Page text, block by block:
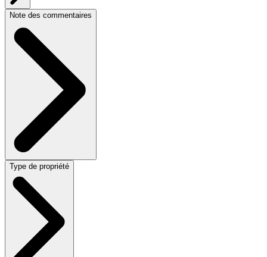
Note des commentaires
Type de propriété